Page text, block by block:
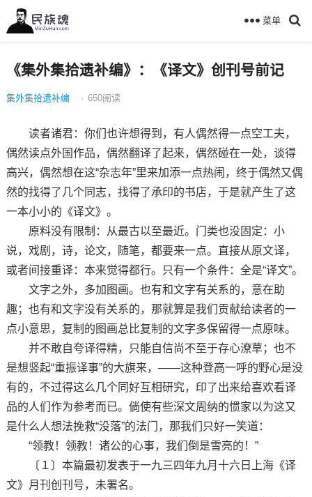
菜单
《集外集拾遗补编》：《译文》创刊号前记
集外集拾遗补编 · 650阅读
读者诸君：你们也许想得到，有人偶然得一点空工夫，
偶然读点外国作品，偶然翻译了起来，偶然碰在一处，谈得
高兴，偶然想在这“杂志年”里来加添一点热闹，终于偶然又偶
然的找得了几个同志，找得了承印的书店，于是就产生了这
一本小小的《译文》。
原料没有限制：从最古以至最近。门类也没固定：小
说，戏剧，诗，论文，随笔，都要来一点。直接从原文译，
或者间接重译：本来觉得都行。只有一个条件：全是“译文”。
文字之外，多加图画。也有和文字有关系的，意在助
趣；也有和文字没有关系的，那就算是我们贡献给读者的一
点小意思，复制的图画总比复制的文字多保留得一点原味。
并不敢自夸译得精，只能自信尚不至于存心潦草；也不
是想竖起“重振译事”的大旗来，——这种登高一呼的野心是没
有的，不过得这么几个同好互相研究，印了出来给喜欢看译
品的人们作为参考而已。倘使有些深文周纳的惯家以为这又
是什么人想法挽救“没落”的法门，那我们只好一笑道：
“领教！领教！诸公的心事，我们倒是雪亮的！”
〔１〕本篇最初发表于一九三四年九月十六日上海《译
文》月刊创刊号，未署名。